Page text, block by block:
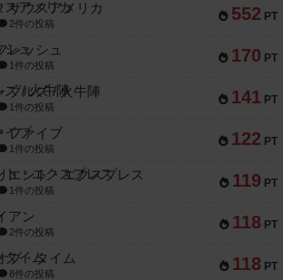
552 PT
サウスアメリカ
2件の投稿
170 PT
レッシュ
1件の投稿
141 PT
ブルズ / 火牛陣
1件の投稿
122 PT
ファイブ
1件の投稿
119 PT
エント・エクスプレス
1件の投稿
118 PT
アン
2件の投稿
118 PT
ブ・タイム
8件の投稿